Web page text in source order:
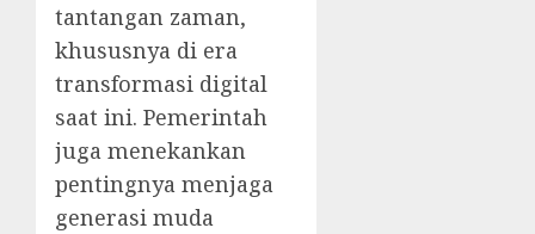
tantangan zaman,
khususnya di era
transformasi digital
saat ini. Pemerintah
juga menekankan
pentingnya menjaga
generasi muda